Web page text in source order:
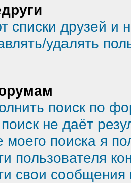
списки друзей и
удалять
поиск по
не даёт
моего поиска я
пользователя
свои